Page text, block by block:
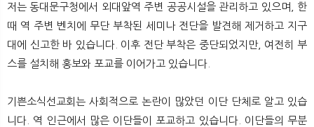
저는 동대문구청에서 외대앞역 주변 공공시설을 관리하고 있으며, 한
때 역 주변 벤치에 무단 부착된 세미나 전단을 발견해 제거하고 지구
대에 신고한 바 있습니다. 이후 전단 부착은 중단되었지만, 여전히 부
스를 설치해 홍보와 포교를 이어가고 있습니다.
기쁜소식선교회는 사회적으로 논란이 많았던 이단 단체로 알고 있습
니다. 역 인근에서 많은 이단들이 포교하고 있습니다. 이단들의 무분